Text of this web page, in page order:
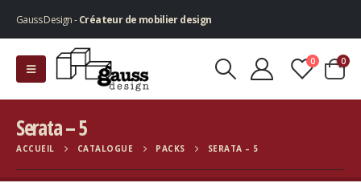
Gauss Design -Créateur de mobilier design
0 0
Serata – 5
ACCUEIL CATALOGUE PACKS SERATA – 5